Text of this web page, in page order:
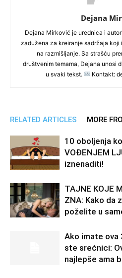
Dejana
Dejana Mirković je urednica i
zadužena za kreiranje sadržaja
na razmišljanje. Sa strašću
društvenim temama, Dejana unosi
u svaki tekst.
Kontakt:
RELATED ARTICLES MORE
10 oboljenja
VOĐENJEM
iznenaditi!
TAJNE KOJE
ZNA: Kako da
poželite u
Ako imate ova
ste srećnici:
najlepše ama